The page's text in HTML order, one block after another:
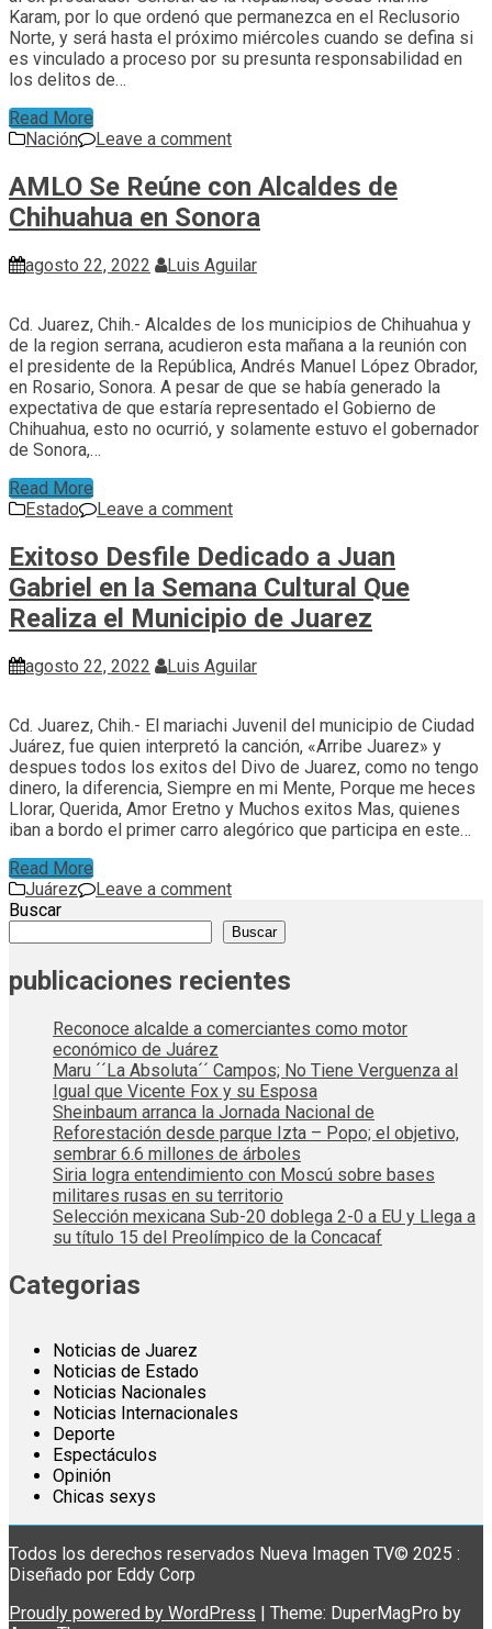
Karam, por lo que ordenó que permanezca en el Reclusorio
Norte, y será hasta el próximo miércoles cuando se defina si
es vinculado a proceso por su presunta responsabilidad en
los delitos de…
Read More
Nación
Leave a comment
AMLO Se Reúne con Alcaldes de
Chihuahua en Sonora
agosto 22, 2022 Luis Aguilar
Cd. Juarez, Chih.- Alcaldes de los municipios de Chihuahua y
de la region serrana, acudieron esta mañana a la reunión con
el presidente de la República, Andrés Manuel López Obrador,
en Rosario, Sonora. A pesar de que se había generado la
expectativa de que estaría representado el Gobierno de
Chihuahua, esto no ocurrió, y solamente estuvo el gobernador
de Sonora,…
Read More
Estado
Leave a comment
Exitoso Desfile Dedicado a Juan
Gabriel en la Semana Cultural Que
Realiza el Municipio de Juarez
agosto 22, 2022 Luis Aguilar
Cd. Juarez, Chih.- El mariachi Juvenil del municipio de Ciudad
Juárez, fue quien interpretó la canción, «Arribe Juarez» y
despues todos los exitos del Divo de Juarez, como no tengo
dinero, la diferencia, Siempre en mi Mente, Porque me heces
Llorar, Querida, Amor Eretno y Muchos exitos Mas, quienes
iban a bordo el primer carro alegórico que participa en este…
Read More
Juárez
Leave a comment
Buscar
Buscar
publicaciones recientes
Reconoce alcalde a comerciantes como motor
económico de Juárez
Maru ´´La Absoluta´´ Campos; No Tiene Verguenza al
Igual que Vicente Fox y su Esposa
Sheinbaum arranca la Jornada Nacional de
Reforestación desde parque Izta – Popo; el objetivo,
sembrar 6.6 millones de árboles
Siria logra entendimiento con Moscú sobre bases
militares rusas en su territorio
Selección mexicana Sub-20 doblega 2-0 a EU y Llega a
su título 15 del Preolímpico de la Concacaf
Categorias
Noticias de Juarez
Noticias de Estado
Noticias Nacionales
Noticias Internacionales
Deporte
Espectáculos
Opinión
Chicas sexys
Todos los derechos reservados Nueva Imagen TV© 2025 :
Diseñado por Eddy Corp
Proudly powered by WordPress | Theme: DuperMagPro by